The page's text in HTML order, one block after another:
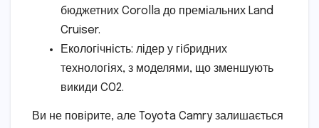
бюджетних Corolla до преміальних Land
Cruiser.
Екологічність: лідер у гібридних
технологіях, з моделями, що зменшують
викиди CO2.
Ви не повірите, але Toyota Camry залишається